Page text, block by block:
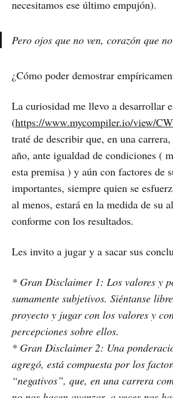
necesitamos ese último empujón).
Pero ojos que no ven, corazón que
¿Cómo poder demostrar
La curiosidad me llevo a desarrollar
(https://www.mycompiler.io/view/
traté de describir que, en una
año, ante igualdad de condiciones (
esta premisa ) y aún con factores de
importantes, siempre quien se
al menos, estará en la medida de su
conforme con los resultados.
Les invito a jugar y a sacar sus
* Gran Disclaimer 1: Los valores y
sumamente subjetivos. Siéntanse
proyecto y jugar con los valores y
percepciones sobre ellos.
* Gran Disclaimer 2: Una
agregó, está compuesta por los
“negativos”, que, en una carrera